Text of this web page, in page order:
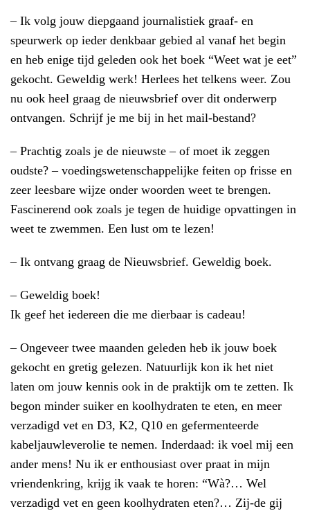
– Ik volg jouw diepgaand journalistiek graaf- en
speurwerk op ieder denkbaar gebied al vanaf het begin
en heb enige tijd geleden ook het boek “Weet wat je eet”
gekocht. Geweldig werk! Herlees het telkens weer. Zou
nu ook heel graag de nieuwsbrief over dit onderwerp
ontvangen. Schrijf je me bij in het mail-bestand?
– Prachtig zoals je de nieuwste – of moet ik zeggen
oudste? – voedingswetenschappelijke feiten op frisse en
zeer leesbare wijze onder woorden weet te brengen.
Fascinerend ook zoals je tegen de huidige opvattingen in
weet te zwemmen. Een lust om te lezen!
– Ik ontvang graag de Nieuwsbrief. Geweldig boek.
– Geweldig boek!
Ik geef het iedereen die me dierbaar is cadeau!
– Ongeveer twee maanden geleden heb ik jouw boek
gekocht en gretig gelezen. Natuurlijk kon ik het niet
laten om jouw kennis ook in de praktijk om te zetten. Ik
begon minder suiker en koolhydraten te eten, en meer
verzadigd vet en D3, K2, Q10 en gefermenteerde
kabeljauwleverolie te nemen. Inderdaad: ik voel mij een
ander mens! Nu ik er enthousiast over praat in mijn
vriendenkring, krijg ik vaak te horen: “Wà?… Wel
verzadigd vet en geen koolhydraten eten?… Zij-de gij